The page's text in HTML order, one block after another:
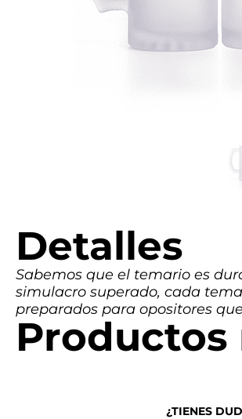
Detalles
Sabemos que el temario es
simulacro superado, cada
preparados para opositores
Productos
¿TIENES